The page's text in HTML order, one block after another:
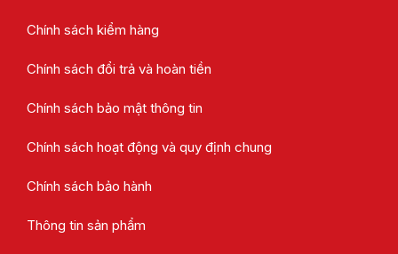
Chính sách kiểm hàng
Chính sách đổi trả và hoàn tiền
Chính sách bảo mật thông tin
Chính sách hoạt động và quy định chung
Chính sách bảo hành
Thông tin sản phẩm